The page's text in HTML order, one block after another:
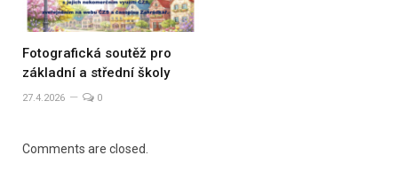
Fotografická soutěž pro
základní a střední školy
27.4.2026 0
Comments are closed.